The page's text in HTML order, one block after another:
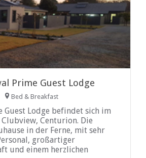
Prime Guest Lodge
Bed & Breakfast
Guest Lodge befindet sich im
Centurion. Die
in der Ferne, mit sehr
großartiger
und einem herzlichen